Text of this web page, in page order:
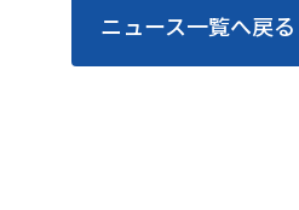
ニュース一覧へ戻る